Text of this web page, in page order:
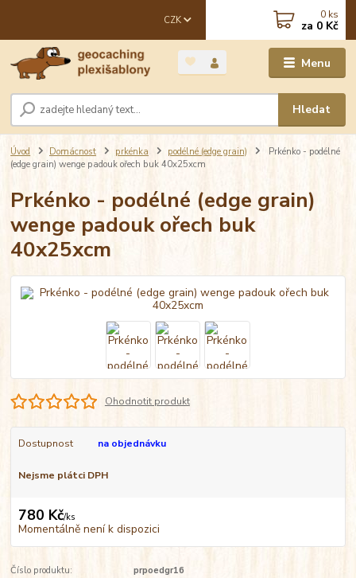
Menu
CZK
Hledat
0 ks
za 0 Kč
Úvod Domácnost prkénka podélné (edge grain)
Prkénko - podélné
(edge grain) wenge padouk ořech buk 40x25xcm
Prkénko - podélné (edge grain)
wenge padouk ořech buk
40x25xcm
Ohodnotit produkt
Dostupnost na objednávku
Nejsme plátci DPH
780 Kč/ks
Momentálně není k dispozici
Číslo produktu: prpoedgr16